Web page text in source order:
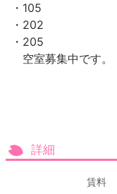
・105
・202
・205
空室募集中です。
詳細
賃料